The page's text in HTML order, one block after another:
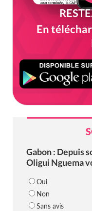
En
Gabon : Depuis
Oligui Nguema
Oui
Non
Sans avis